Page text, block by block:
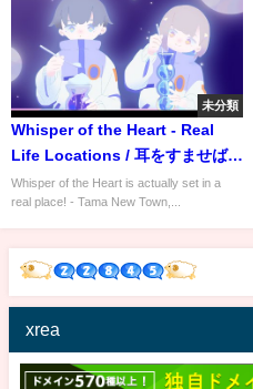
未分類
Whisper of the Heart - Real
Life Locations / 耳をすませば -
多摩ニュータウン
Whisper of the Heart is actually set in a
real place! - Tama New Town,...
xrea